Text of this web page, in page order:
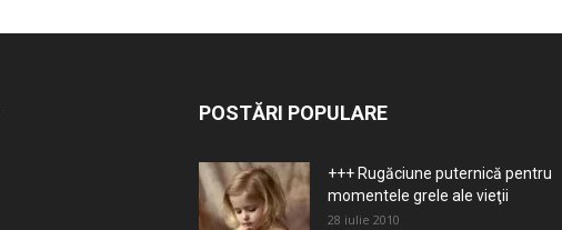
POSTĂRI POPULARE
+++ Rugăciune puternică pentru
momentele grele ale vieţii
28 iulie 2010